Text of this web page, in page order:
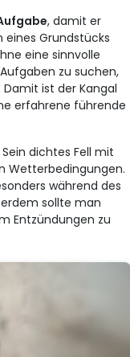
, damit er
eines Grundstücks
eine sinnvolle
zu suchen,
ist der Kangal
erfahrene führende
dichtes Fell mit
Wetterbedingungen.
während des
sollte man
Entzündungen zu